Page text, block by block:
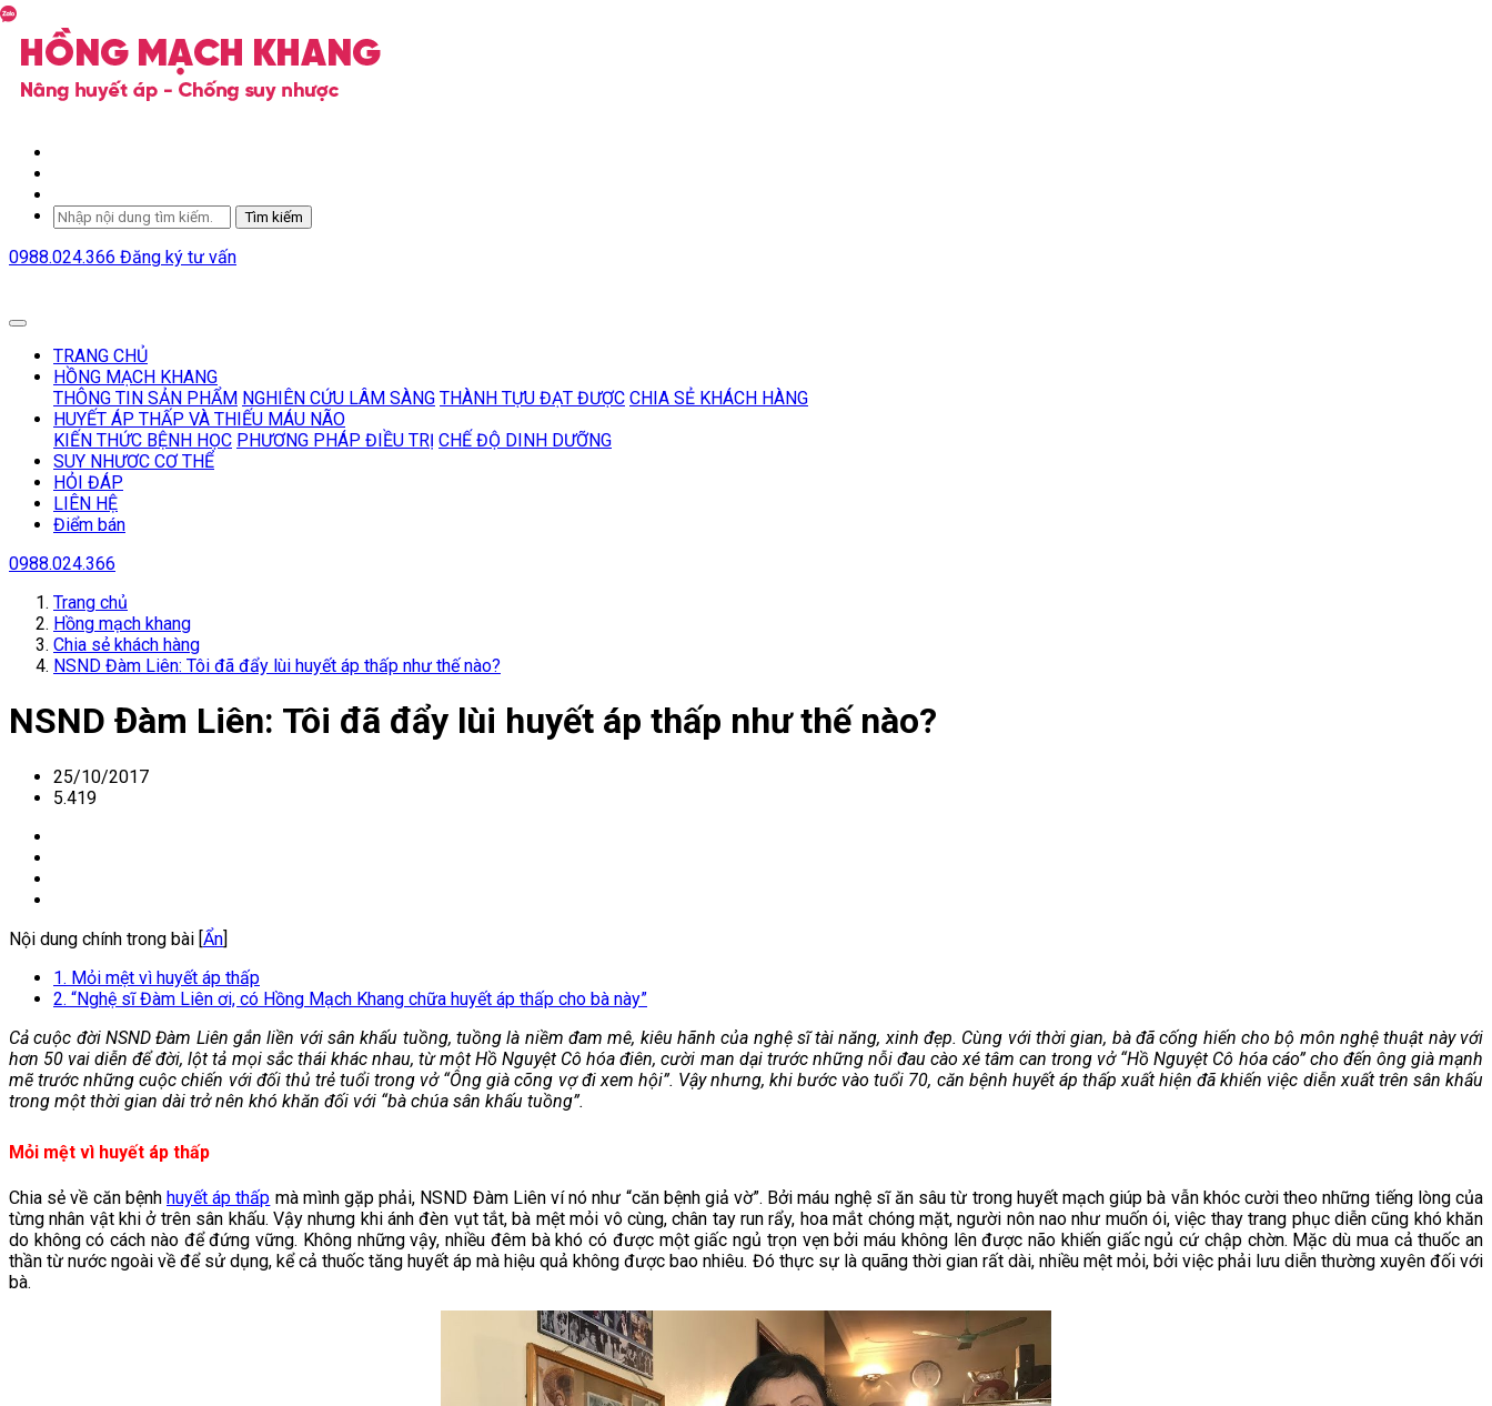
Tìm kiếm
0988.024.366 Đăng ký tư vấn
TRANG CHỦ
HỒNG MẠCH KHANG
THÔNG TIN SẢN PHẨM NGHIÊN CỨU LÂM SÀNG THÀNH TỰU ĐẠT ĐƯỢC CHIA SẺ KHÁCH HÀNG
HUYẾT ÁP THẤP VÀ THIẾU MÁU NÃO
KIẾN THỨC BỆNH HỌC PHƯƠNG PHÁP ĐIỀU TRỊ CHẾ ĐỘ DINH DƯỠNG
SUY NHƯƠC CƠ THỂ
HỎI ĐÁP
LIÊN HỆ
Điểm bán
0988.024.366
Trang chủ
Hồng mạch khang
Chia sẻ khách hàng
NSND Đàm Liên: Tôi đã đẩy lùi huyết áp thấp như thế nào?
NSND Đàm Liên: Tôi đã đẩy lùi huyết áp thấp như thế nào?
25/10/2017
5.419
Nội dung chính trong bài [Ẩn]
1. Mỏi mệt vì huyết áp thấp
2. “Nghệ sĩ Đàm Liên ơi, có Hồng Mạch Khang chữa huyết áp thấp cho bà này”
Cả cuộc đời NSND Đàm Liên gắn liền với sân khấu tuồng, tuồng là niềm đam mê, kiêu hãnh của nghệ sĩ tài năng, xinh đẹp. Cùng với thời gian, bà đã cống hiến cho bộ môn nghệ thuật này với
hơn 50 vai diễn để đời, lột tả mọi sắc thái khác nhau, từ một Hồ Nguyệt Cô hóa điên, cười man dại trước những nỗi đau cào xé tâm can trong vở “Hồ Nguyệt Cô hóa cáo” cho đến ông già mạnh
mẽ trước những cuộc chiến với đối thủ trẻ tuổi trong vở “Ông già cõng vợ đi xem hội”. Vậy nhưng, khi bước vào tuổi 70, căn bệnh huyết áp thấp xuất hiện đã khiến việc diễn xuất trên sân khấu
trong một thời gian dài trở nên khó khăn đối với “bà chúa sân khấu tuồng”.
Mỏi mệt vì huyết áp thấp
Chia sẻ về căn bệnh huyết áp thấp mà mình gặp phải, NSND Đàm Liên ví nó như “căn bệnh giả vờ”. Bởi máu nghệ sĩ ăn sâu từ trong huyết mạch giúp bà vẫn khóc cười theo những tiếng lòng của
từng nhân vật khi ở trên sân khấu. Vậy nhưng khi ánh đèn vụt tắt, bà mệt mỏi vô cùng, chân tay run rẩy, hoa mắt chóng mặt, người nôn nao như muốn ói, việc thay trang phục diễn cũng khó khăn
do không có cách nào để đứng vững. Không những vậy, nhiều đêm bà khó có được một giấc ngủ trọn vẹn bởi máu không lên được não khiến giấc ngủ cứ chập chờn. Mặc dù mua cả thuốc an
thần từ nước ngoài về để sử dụng, kể cả thuốc tăng huyết áp mà hiệu quả không được bao nhiêu. Đó thực sự là quãng thời gian rất dài, nhiều mệt mỏi, bởi việc phải lưu diễn thường xuyên đối với
bà.